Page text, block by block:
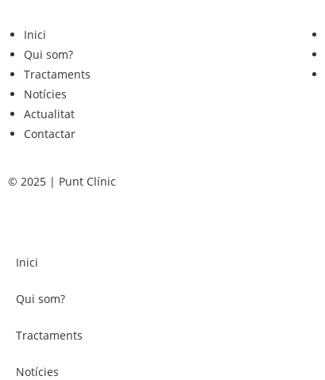
Inici
Qui som?
Tractaments
Notícies
Actualitat
Contactar
© 2025 | Punt Clínic
Inici
Qui som?
Tractaments
Notícies